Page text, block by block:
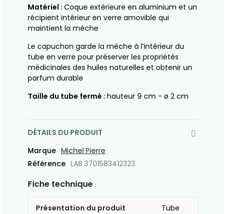
Matériel : Coque extérieure en aluminium et un
récipient intérieur en verre amovible qui
maintient la mèche
Le capuchon garde la mèche à l’intérieur du
tube en verre pour préserver les propriétés
médicinales des huiles naturelles et obtenir un
parfum durable
Taille du tube fermé : hauteur 9 cm - ø 2 cm
DÉTAILS DU PRODUIT
Marque Michel Pierre
Référence LAB 3701583412323
Fiche technique
Présentation du produit Tube